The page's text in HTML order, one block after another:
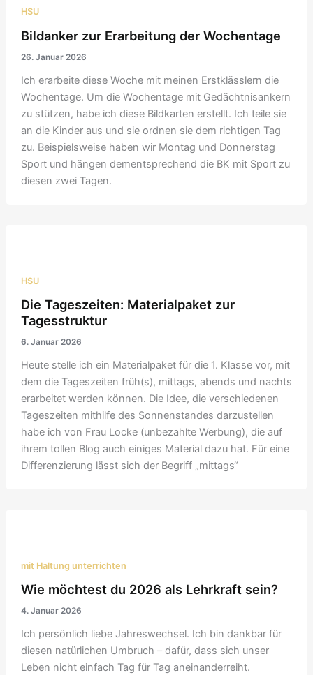
HSU
Bildanker zur Erarbeitung der Wochentage
26. Januar 2026
Ich erarbeite diese Woche mit meinen Erstklässlern die
Wochentage. Um die Wochentage mit Gedächtnisankern
zu stützen, habe ich diese Bildkarten erstellt. Ich teile sie
an die Kinder aus und sie ordnen sie dem richtigen Tag
zu. Beispielsweise haben wir Montag und Donnerstag
Sport und hängen dementsprechend die BK mit Sport zu
diesen zwei Tagen.
HSU
Die Tageszeiten: Materialpaket zur
Tagesstruktur
6. Januar 2026
Heute stelle ich ein Materialpaket für die 1. Klasse vor, mit
dem die Tageszeiten früh(s), mittags, abends und nachts
erarbeitet werden können. Die Idee, die verschiedenen
Tageszeiten mithilfe des Sonnenstandes darzustellen
habe ich von Frau Locke (unbezahlte Werbung), die auf
ihrem tollen Blog auch einiges Material dazu hat. Für eine
Differenzierung lässt sich der Begriff „mittags“
mit Haltung unterrichten
Wie möchtest du 2026 als Lehrkraft sein?
4. Januar 2026
Ich persönlich liebe Jahreswechsel. Ich bin dankbar für
diesen natürlichen Umbruch – dafür, dass sich unser
Leben nicht einfach Tag für Tag aneinanderreiht.